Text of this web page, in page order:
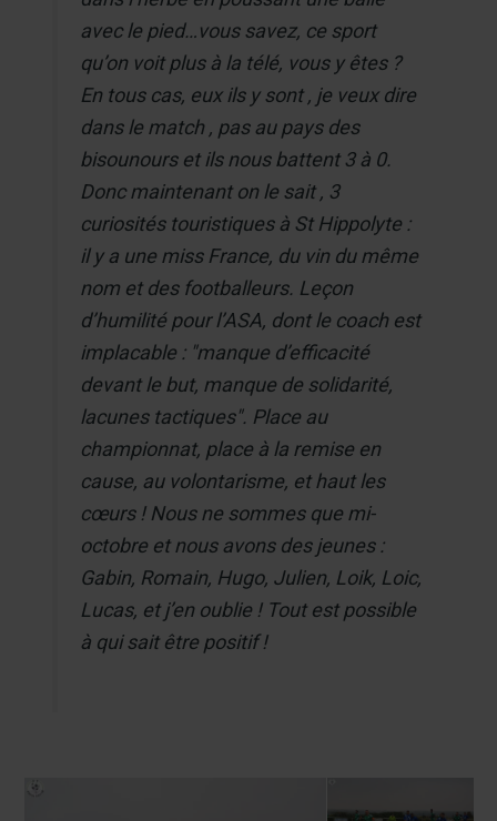
avec le pied…vous savez, ce sport
qu’on voit plus à la télé, vous y êtes ?
En tous cas, eux ils y sont , je veux dire
dans le match , pas au pays des
bisounours et ils nous battent 3 à 0.
Donc maintenant on le sait , 3
curiosités touristiques à St Hippolyte :
il y a une miss France, du vin du même
nom et des footballeurs. Leçon
d’humilité pour l’ASA, dont le coach est
implacable : "manque d’efficacité
devant le but, manque de solidarité,
lacunes tactiques". Place au
championnat, place à la remise en
cause, au volontarisme, et haut les
cœurs ! Nous ne sommes que mi-
octobre et nous avons des jeunes :
Gabin, Romain, Hugo, Julien, Loik, Loic,
Lucas, et j’en oublie ! Tout est possible
à qui sait être positif !